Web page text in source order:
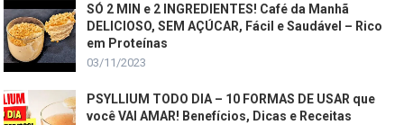
SÓ 2 MIN e 2 INGREDIENTES! Café da Manhã
DELICIOSO, SEM AÇÚCAR, Fácil e Saudável – Rico
em Proteínas
03/11/2023
PSYLLIUM TODO DIA – 10 FORMAS DE USAR que
você VAI AMAR! Benefícios, Dicas e Receitas